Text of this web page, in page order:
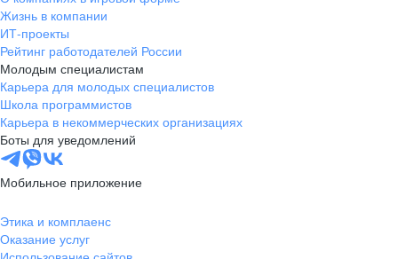
Жизнь в компании
ИТ-проекты
Рейтинг работодателей России
Молодым специалистам
Карьера для молодых специалистов
Школа программистов
Карьера в некоммерческих организациях
Боты для уведомлений
Мобильное приложение
Этика и комплаенс
Оказание услуг